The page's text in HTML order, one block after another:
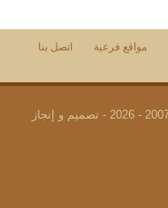
مواقع فرعية
اتصل بنا